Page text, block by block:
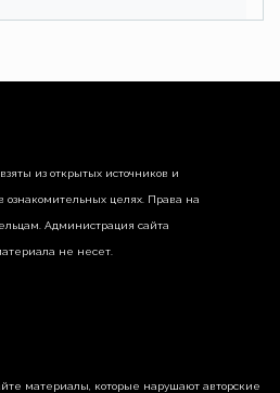
из открытых источников и
ознакомительных целях. Права на
Администрация сайта
не несет.
материалы, которые нарушают авторские